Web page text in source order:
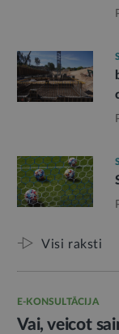
Visi raksti
E-KONSULTĀCIJA
Vai, veicot